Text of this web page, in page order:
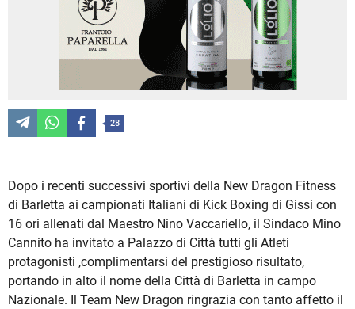
28
Dopo i recenti successivi sportivi della New Dragon Fitness
di Barletta ai campionati Italiani di Kick Boxing di Gissi con
16 ori allenati dal Maestro Nino Vaccariello, il Sindaco Mino
Cannito ha invitato a Palazzo di Città tutti gli Atleti
protagonisti ,complimentarsi del prestigioso risultato,
portando in alto il nome della Città di Barletta in campo
Nazionale. Il Team New Dragon ringrazia con tanto affetto il